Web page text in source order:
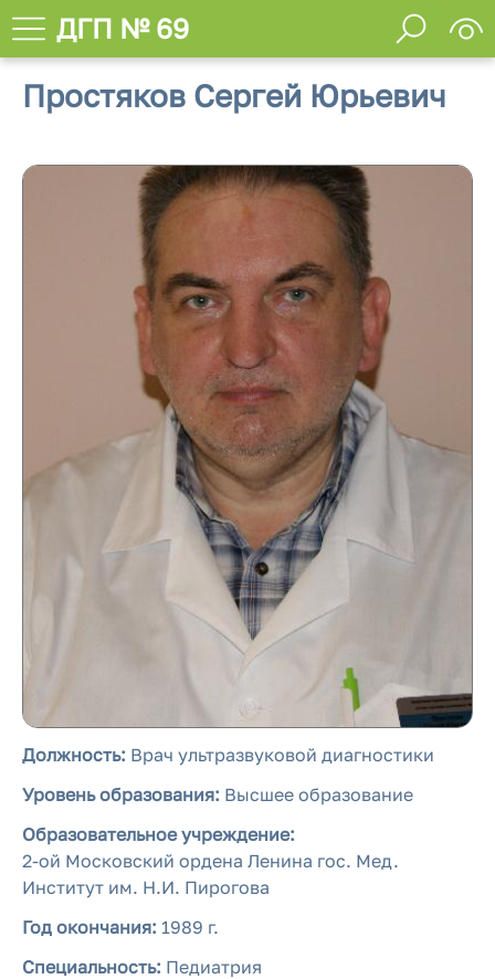
ДГП № 69
Простяков Сергей Юрьевич
Должность: Врач ультразвуковой диагностики
Уровень образования: Высшее образование
Образовательное учреждение:
2-ой Московский ордена Ленина гос. Мед.
Институт им. Н.И. Пирогова
Год окончания: 1989 г.
Специальность: Педиатрия